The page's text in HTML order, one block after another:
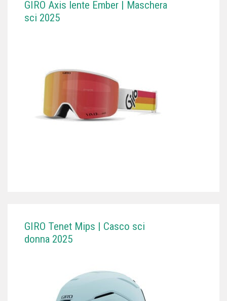
GIRO Axis lente Ember | Maschera
sci 2025
GIRO Tenet Mips | Casco sci
donna 2025